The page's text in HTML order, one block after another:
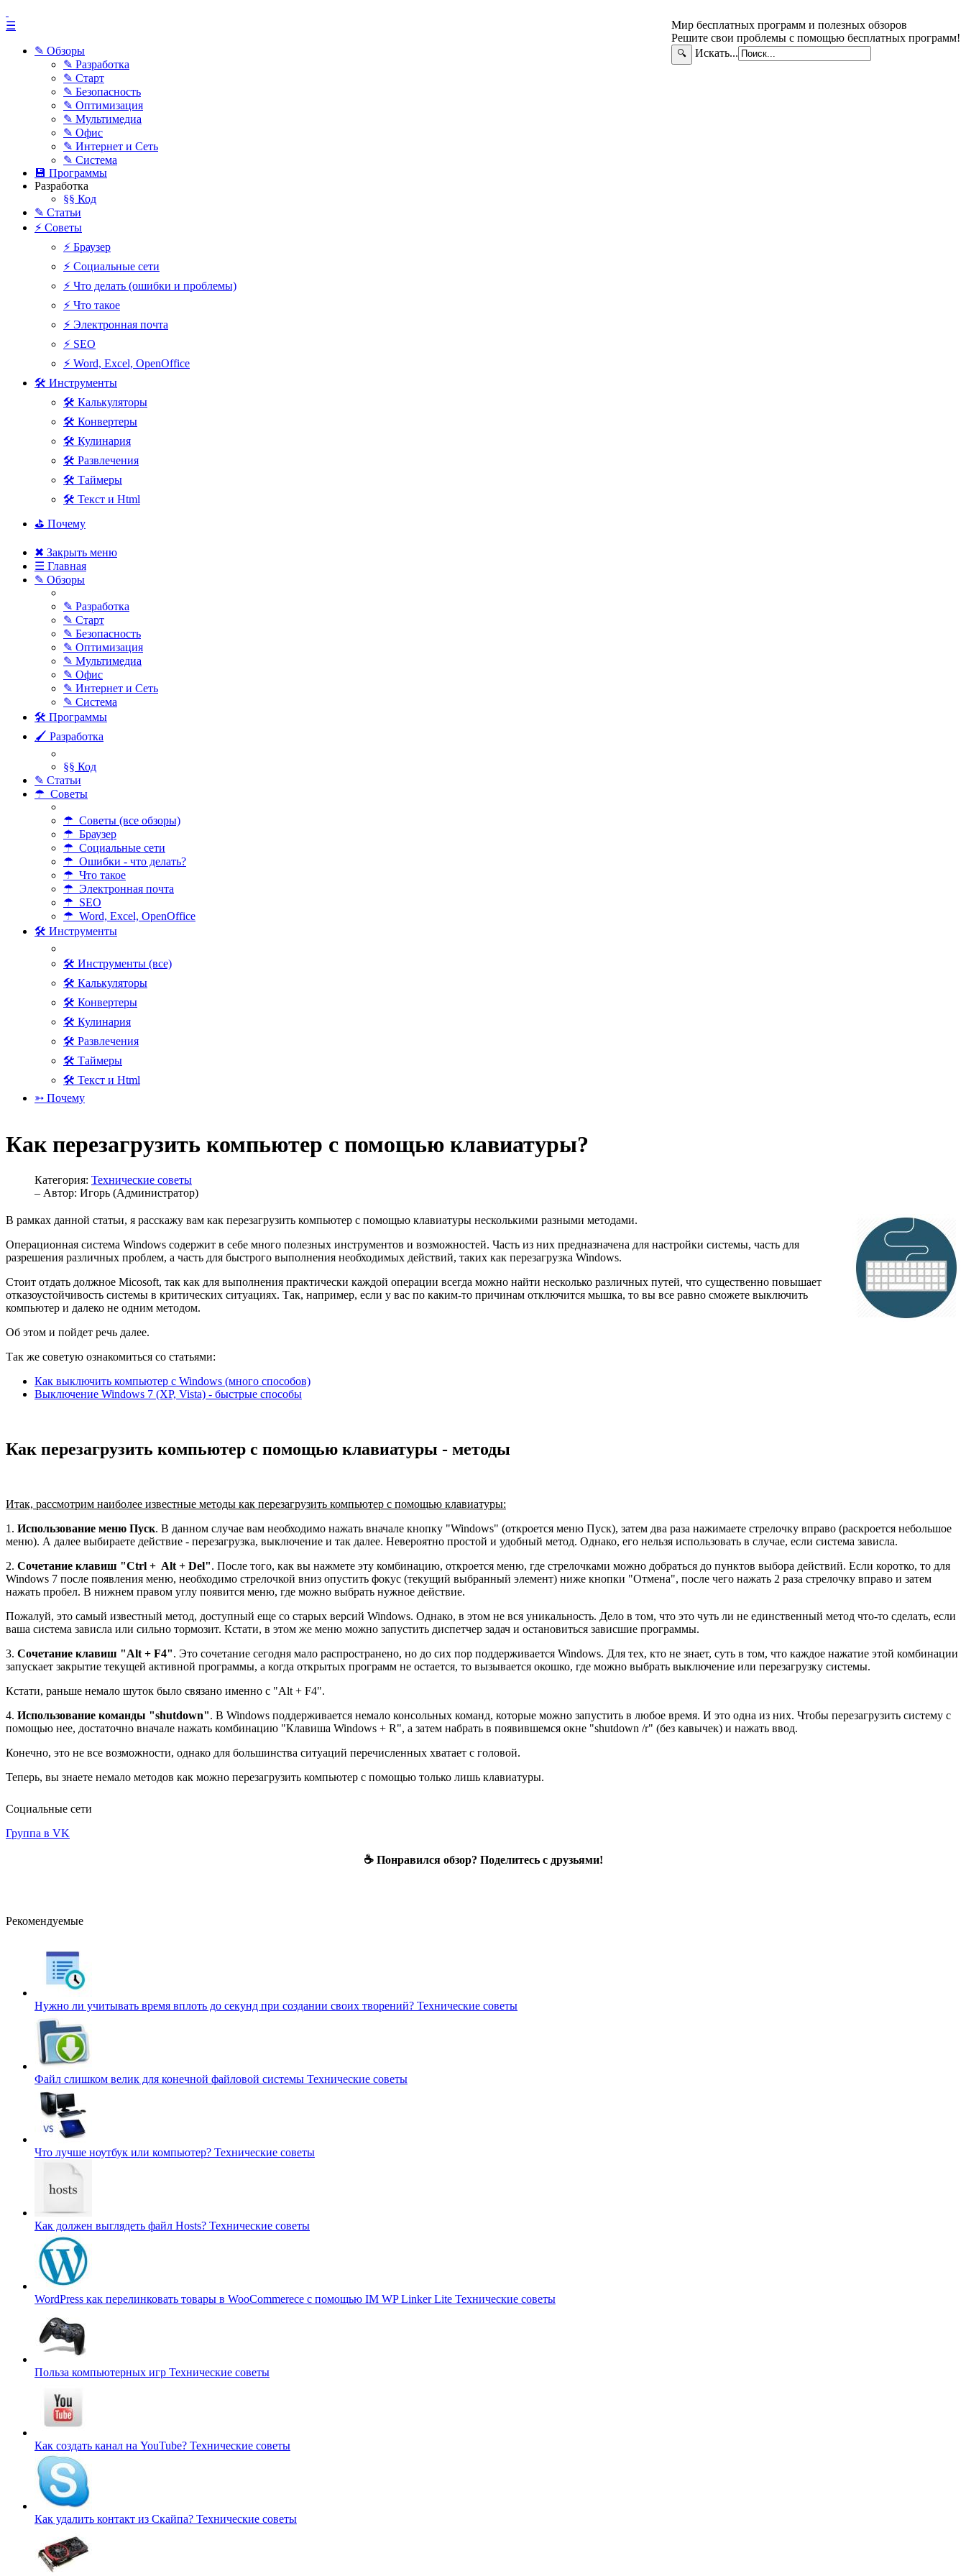
Мир бесплатных программ и полезных обзоров
Решите свои проблемы с помощью бесплатных программ!
🔍 Искать...
☰
✎ Обзоры
✎ Разработка
✎ Старт
✎ Безопасность
✎ Оптимизация
✎ Мультимедиа
✎ Офис
✎ Интернет и Сеть
✎ Система
💾 Программы
Разработка
§§ Код
✎ Статьи
⚡ Советы
⚡ Браузер
⚡ Социальные сети
⚡ Что делать (ошибки и проблемы)
⚡ Что такое
⚡ Электронная почта
⚡ SEO
⚡ Word, Excel, OpenOffice
🛠 Инструменты
🛠 Калькуляторы
🛠 Конвертеры
🛠 Кулинария
🛠 Развлечения
🛠 Таймеры
🛠 Текст и Html
⛳ Почему
✖ Закрыть меню
☰ Главная
✎ Обзоры
✎ Разработка
✎ Старт
✎ Безопасность
✎ Оптимизация
✎ Мультимедиа
✎ Офис
✎ Интернет и Сеть
✎ Система
🛠 Программы
🖌 Разработка
§§ Код
✎ Статьи
☂ Советы
☂ Советы (все обзоры)
☂ Браузер
☂ Социальные сети
☂ Ошибки - что делать?
☂ Что такое
☂ Электронная почта
☂ SEO
☂ Word, Excel, OpenOffice
🛠 Инструменты
🛠 Инструменты (все)
🛠 Калькуляторы
🛠 Конвертеры
🛠 Кулинария
🛠 Развлечения
🛠 Таймеры
🛠 Текст и Html
➳ Почему
Как перезагрузить компьютер с помощью клавиатуры?
Категория: Технические советы
– Автор: Игорь (Администратор)
В рамках данной статьи, я расскажу вам как перезагрузить компьютер с помощью клавиатуры несколькими разными методами.
Операционная система Windows содержит в себе много полезных инструментов и возможностей. Часть из них предназначена для настройки системы, часть для
разрешения различных проблем, а часть для быстрого выполнения необходимых действий, таких как перезагрузка Windows.
Стоит отдать должное Micosoft, так как для выполнения практически каждой операции всегда можно найти несколько различных путей, что существенно повышает
отказоустойчивость системы в критических ситуациях. Так, например, если у вас по каким-то причинам отключится мышка, то вы все равно сможете выключить
компьютер и далеко не одним методом.
Об этом и пойдет речь далее.
Так же советую ознакомиться со статьями:
Как выключить компьютер с Windows (много способов)
Выключение Windows 7 (XP, Vista) - быстрые способы
Как перезагрузить компьютер с помощью клавиатуры - методы
Итак, рассмотрим наиболее известные методы как перезагрузить компьютер с помощью клавиатуры:
1. Использование меню Пуск. В данном случае вам необходимо нажать вначале кнопку "Windows" (откроется меню Пуск), затем два раза нажимаете стрелочку вправо (раскроется небольшое
меню). А далее выбираете действие - перезагрузка, выключение и так далее. Невероятно простой и удобный метод. Однако, его нельзя использовать в случае, если система зависла.
2. Сочетание клавиш "Ctrl + Alt + Del". После того, как вы нажмете эту комбинацию, откроется меню, где стрелочками можно добраться до пунктов выбора действий. Если коротко, то для
Windows 7 после появления меню, необходимо стрелочкой вниз опустить фокус (текущий выбранный элемент) ниже кнопки "Отмена", после чего нажать 2 раза стрелочку вправо и затем
нажать пробел. В нижнем правом углу появится меню, где можно выбрать нужное действие.
Пожалуй, это самый известный метод, доступный еще со старых версий Windows. Однако, в этом не вся уникальность. Дело в том, что это чуть ли не единственный метод что-то сделать, если
ваша система зависла или сильно тормозит. Кстати, в этом же меню можно запустить диспетчер задач и остановиться зависшие программы.
3. Сочетание клавиш "Alt + F4". Это сочетание сегодня мало распространено, но до сих пор поддерживается Windows. Для тех, кто не знает, суть в том, что каждое нажатие этой комбинации
запускает закрытие текущей активной программы, а когда открытых программ не остается, то вызывается окошко, где можно выбрать выключение или перезагрузку системы.
Кстати, раньше немало шуток было связано именно с "Alt + F4".
4. Использование команды "shutdown". В Windows поддерживается немало консольных команд, которые можно запустить в любое время. И это одна из них. Чтобы перезагрузить систему с
помощью нее, достаточно вначале нажать комбинацию "Клавиша Windows + R", а затем набрать в появившемся окне "shutdown /r" (без кавычек) и нажать ввод.
Конечно, это не все возможности, однако для большинства ситуаций перечисленных хватает с головой.
Теперь, вы знаете немало методов как можно перезагрузить компьютер с помощью только лишь клавиатуры.
Социальные сети
Группа в VK
☕ Понравился обзор? Поделитесь с друзьями!
Рекомендуемые
Нужно ли учитывать время вплоть до секунд при создании своих творений? Технические советы
Файл слишком велик для конечной файловой системы Технические советы
Что лучше ноутбук или компьютер? Технические советы
Как должен выглядеть файл Hosts? Технические советы
WordPress как перелинковать товары в WooCommerece с помощью IM WP Linker Lite Технические советы
Польза компьютерных игр Технические советы
Как создать канал на YouTube? Технические советы
Как удалить контакт из Скайпа? Технические советы